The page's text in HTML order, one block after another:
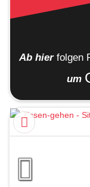
Ab hier folgen
um